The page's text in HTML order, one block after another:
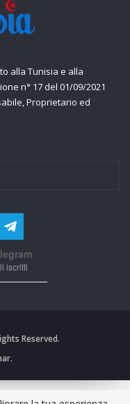
alla Tunisia e alla
n° 17 del 01/09/2021
Proprietario ed
iscritti
Reserved.